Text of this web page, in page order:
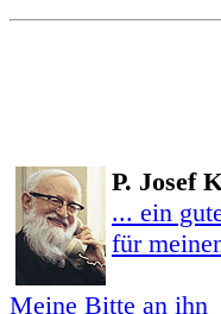
P. Josef
... ein
für
Meine Bitte an ihn